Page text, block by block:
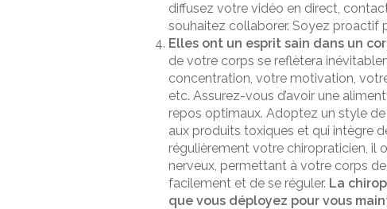
diffusez votre vidéo en direct,
souhaitez collaborer. Soyez proactif
Elles ont un esprit sain dans un
de votre corps se reflètera
concentration, votre motivation,
etc. Assurez-vous d’avoir une
repos optimaux. Adoptez un style
aux produits toxiques et qui intègre
régulièrement votre chiropraticien,
nerveux, permettant à votre corps de
facilement et de se réguler. La
que vous déployez pour vous